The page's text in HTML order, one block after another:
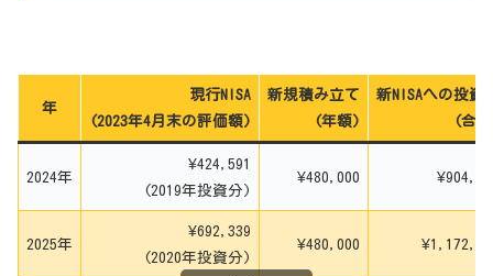
年
現行NISA
(2023年4月末の評価額)
新規積み立て
(年額)
新NISAへの投資
(合
2024年
¥424,591
(2019年投資分)
¥480,000
2025年
¥692,339
(2020年投資分)
¥480,000